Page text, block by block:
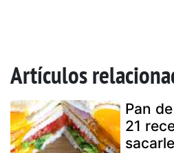
Artículos
Pan
21